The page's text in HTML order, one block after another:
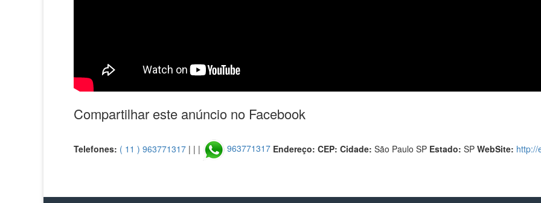
Compartilhar este anúncio no Facebook
Telefones: ( 11 ) 963771317 | | | 963771317 Endereço: CEP: Cidade: São Paulo SP Estado: SP WebSite: http://